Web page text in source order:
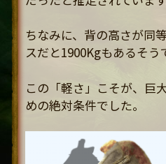
ちなみに、背の高さが同
スだと1900Kgもあるそう
この「軽さ」こそが、巨
めの絶対条件でした。